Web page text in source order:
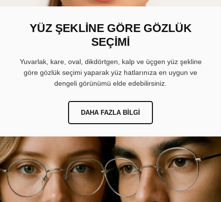
YÜZ ŞEKLİNE GÖRE GÖZLÜK
SEÇİMİ
Yuvarlak, kare, oval, dikdörtgen, kalp ve üçgen yüz şekline
göre gözlük seçimi yaparak yüz hatlarınıza en uygun ve
dengeli görünümü elde edebilirsiniz.
DAHA FAZLA BILGI